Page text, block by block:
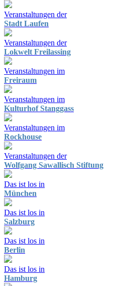
Veranstaltungen der
Stadt Laufen
Veranstaltungen der
Lokwelt Freilassing
Veranstaltungen im
Freiraum
Veranstaltungen im
Kulturhof Stanggass
Veranstaltungen im
Rockhouse
Veranstaltungen der
Wolfgang Sawallisch Stiftung
Das ist los in
München
Das ist los in
Salzburg
Das ist los in
Berlin
Das ist los in
Hamburg